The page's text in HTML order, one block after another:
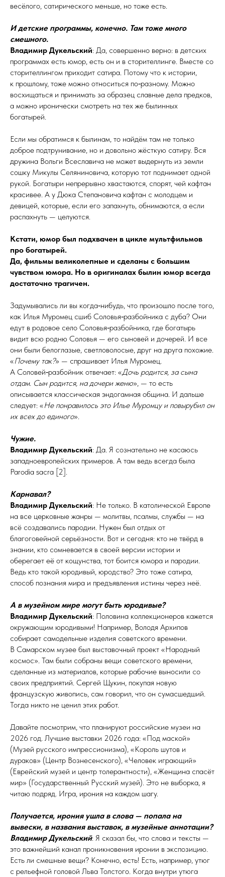
весёлого, сатирического меньше, но тоже есть.
И детские программы, конечно. Там тоже много
смешного.
Владимир Дукельский: Да, совершенно верно: в детских
программах есть юмор, есть он и в сторителлинге. Вместе со
сторителлингом приходит сатира. Потому что к истории,
к прошлому, тоже можно относиться по‑разному. Можно
восхищаться и принимать за образец славные дела предков,
а можно иронически смотреть на тех же былинных
богатырей.
Если мы обратимся к былинам, то найдём там не только
доброе подтрунивание, но и довольно жёсткую сатиру. Вся
дружина Вольги Всеславича не может выдернуть из земли
сошку Микулы Селяниновича, которую тот поднимает одной
рукой. Богатыри непрерывно хвастаются, спорят, чей кафтан
красивее. А у Дюка Степановича кафтан с молодцем и
девицей, которые, если его запахнуть, обнимаются, а если
распахнуть — целуются.
Кстати, юмор был подхвачен в цикле мультфильмов
про богатырей.
Да, фильмы великолепные и сделаны с большим
чувством юмора. Но в оригиналах былин юмор всегда
достаточно тра­гичен.
Задумывались ли вы когда‑нибудь, что произошло после того,
как Илья Муромец сшиб Соловья‑разбойника с дуба? Они
едут в родовое село Соловья‑разбойника, где богатырь
видит всю родню Соловья — его сыновей и дочерей. И все
они были белоглазые, светловолосые, друг на друга похожие.
«Почему так?» — спрашивает Илья Муромец.
А Соловей‑разбойник отвечает: «Дочь родится, за сына
отдам. Сын родится, на дочери женю», — то есть
описывается классическая эндогамная община. И дальше
следует: «Не понравилось это Илье Муромцу и повырубил он
их всех до единого».
Чужие.
Владимир Дукельский: Да. Я сознательно не касаюсь
западно­евро­пей­ских примеров. А там ведь всегда была
Parodia sacra [2].
Карнавал?
Владимир Дукельский: Не толь­ко. В католической Европе
на все церковные жанры — молитвы, псалмы, службы — на
всё создавались пародии. Нужен был отдых от
благоговейной серьёзности. Вот и сегодня: кто не твёрд в
знании, кто сомневается в своей версии истории и
оберегает её от кощунства, тот боится юмора и пародии.
Ведь кто такой юродивый, юродство? Это тоже сатира,
способ познания мира и предъявления истины через неё.
А в музейном мире могут быть юродивые?
Владимир Дукельский: Половина коллекционеров кажется
окружающим юродивыми! Например, Володя Архипов
собирает самодельные изделия советского времени.
В Самарском музее был выставочный проект «Народный
космос». Там были собраны вещи советского времени,
сделанные из материалов, которые рабочие выносили со
своих предприятий. Сергей Щукин, покупая новую
французскую живопись, сам говорил, что он сумасшедший.
Тогда никто не ценил этих работ.
Давайте посмотрим, что планируют российские музеи на
2026 год. Лучшие выставки 2026 го­да: «Под маской»
(Музей русского импрессионизма), «Король шутов и
дураков» (Центр Вознесенского), «Человек играющий»
(Еврейский музей и центр толерантности), «Женщина спасёт
мир» (Государственный Русский музей). Это не выборка, я
читаю подряд. Игра, ирония на каждом шагу.
Получается, ирония ушла в слова — попала на
вывески, в названия выставок, в музейные аннотации?
Владимир Дукельский: Я сказал бы, что слова и тексты —
это важнейший канал проникновения иронии в экспозицию.
Есть ли смешные вещи? Конечно, есть! Есть, например, утюг
с рельефной головой Льва Толстого. Когда внутри утюга